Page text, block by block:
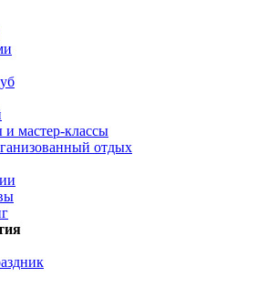
мастер-классы
отдых